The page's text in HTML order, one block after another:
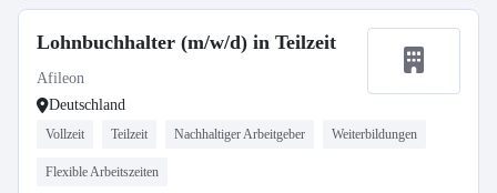
Lohnbuchhalter (m/w/d) in Teilzeit
Afileon
Deutschland
Vollzeit Teilzeit Nachhaltiger Arbeitgeber Weiterbildungen
Flexible Arbeitszeiten